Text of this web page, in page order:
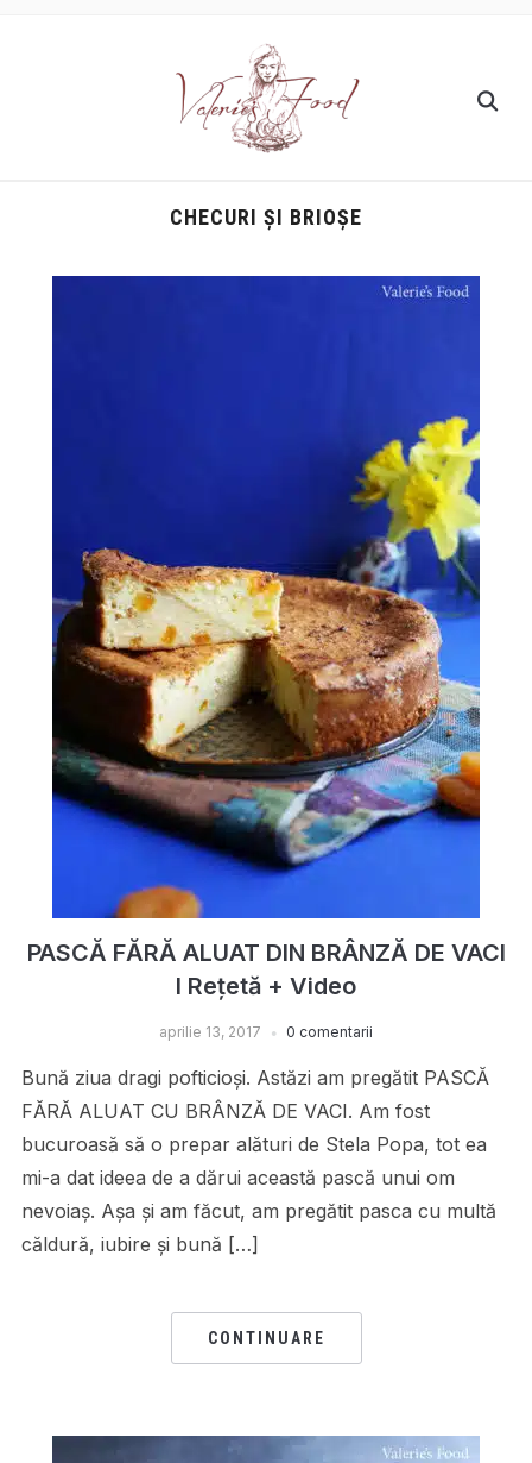
CHECURI ȘI BRIOȘE
PASCĂ FĂRĂ ALUAT DIN BRÂNZĂ DE VACI
I Rețetă + Video
aprilie 13, 2017 0 comentarii
Bună ziua dragi pofticioși. Astăzi am pregătit PASCĂ
FĂRĂ ALUAT CU BRÂNZĂ DE VACI. Am fost
bucuroasă să o prepar alături de Stela Popa, tot ea
mi-a dat ideea de a dărui această pască unui om
nevoiaș. Așa și am făcut, am pregătit pasca cu multă
căldură, iubire și bună […]
CONTINUARE